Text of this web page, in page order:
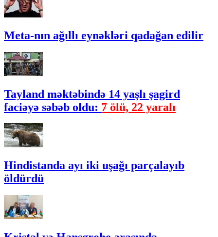
Meta-nın ağıllı eynəkləri qadağan edilir
Tayland məktəbində 14 yaşlı şagird
faciəyə səbəb oldu: 7 ölü, 22 yaralı
Hindistanda ayı iki uşağı parçalayıb
öldürdü